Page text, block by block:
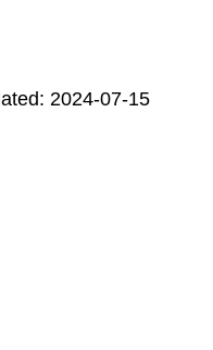
2024-07-15